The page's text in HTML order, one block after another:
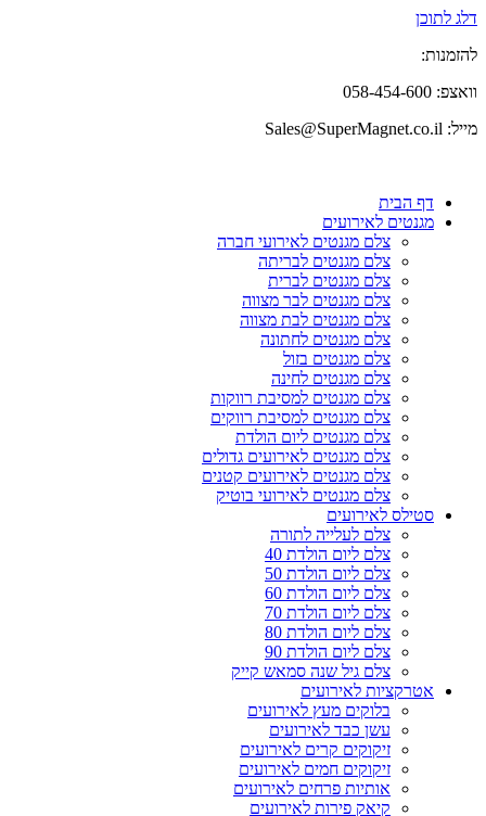
דלג לתוכן
להזמנות:
וואצפ: 058-454-600
מייל: Sales@SuperMagnet.co.il
דף הבית
מגנטים לאירועים
צלם מגנטים לאירועי חברה
צלם מגנטים לבריתה
צלם מגנטים לברית
צלם מגנטים לבר מצווה
צלם מגנטים לבת מצווה
צלם מגנטים לחתונה
צלם מגנטים בזול
צלם מגנטים לחינה
צלם מגנטים למסיבת רווקות
צלם מגנטים למסיבת רווקים
צלם מגנטים ליום הולדת
צלם מגנטים לאירועים גדולים
צלם מגנטים לאירועים קטנים
צלם מגנטים לאירועי בוטיק
סטילס לאירועים
צלם לעלייה לתורה
צלם ליום הולדת 40
צלם ליום הולדת 50
צלם ליום הולדת 60
צלם ליום הולדת 70
צלם ליום הולדת 80
צלם ליום הולדת 90
צלם גיל שנה סמאש קייק
אטרקציות לאירועים
בלוקים מעץ לאירועים
עשן כבד לאירועים
זיקוקים קרים לאירועים
זיקוקים חמים לאירועים
אותיות פרחים לאירועים
קיאק פירות לאירועים